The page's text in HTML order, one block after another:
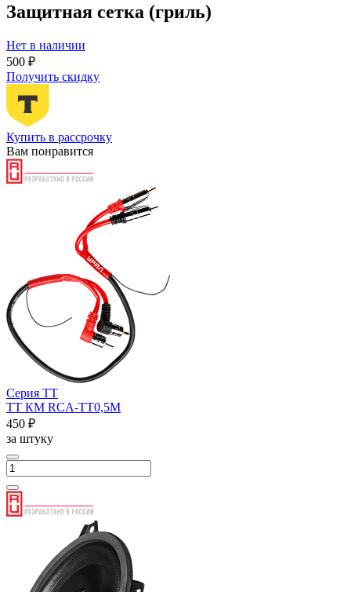
Защитная сетка (гриль)
Нет в наличии
500 ₽
Получить скидку
Купить в рассрочку
Вам понравится
Серия ТТ
ТТ КМ RCA-ТТ0,5М
450 ₽
за штуку